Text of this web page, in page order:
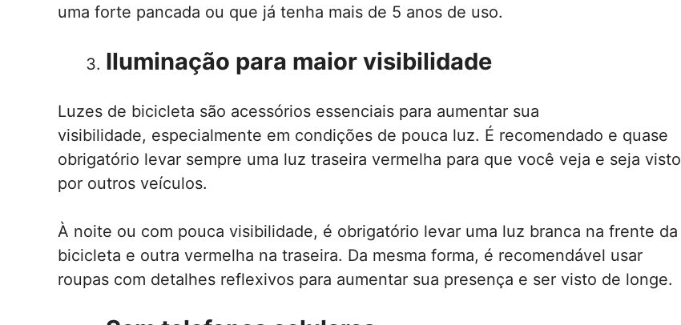
uma forte pancada ou que já tenha mais de 5 anos de uso.
Iluminação para maior visibilidade
Luzes de bicicleta são acessórios essenciais para aumentar sua
visibilidade, especialmente em condições de pouca luz. É recomendado e quase
obrigatório levar sempre uma luz traseira vermelha para que você veja e seja visto
por outros veículos.
À noite ou com pouca visibilidade, é obrigatório levar uma luz branca na frente da
bicicleta e outra vermelha na traseira. Da mesma forma, é recomendável usar
roupas com detalhes reflexivos para aumentar sua presença e ser visto de longe.